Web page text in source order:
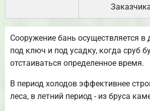
Сооружение бань осуществляется в
под ключ и под усадку, когда сруб
отстаиваться определенное время.
В период холодов эффективнее
леса, в летний период - из бруса